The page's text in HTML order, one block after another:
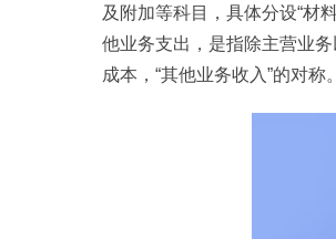
及附加等科目，具体分设“材
他业务支出，是指除主营业
成本，“其他业务收入”的对称